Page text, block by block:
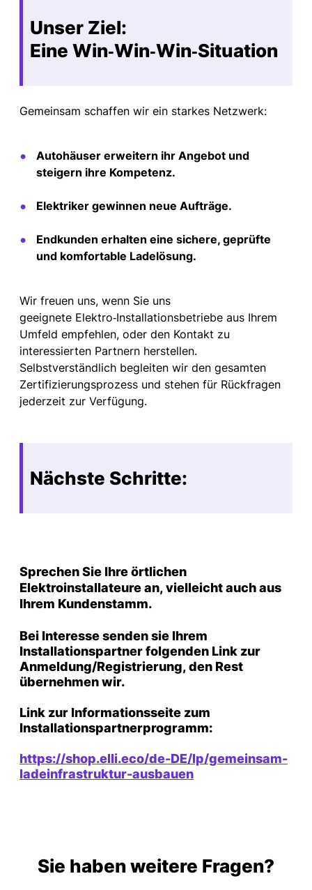
Unser Ziel:
EineWin‑Win‑Win‑Situation
Gemeinsam schaffen wir ein starkes Netzwerk:
Autohäuser erweitern ihr Angebot und
steigern ihre Kompetenz.
Elektriker gewinnen neue Aufträge.
Endkunden erhalten eine sichere, geprüfte
und komfortable Ladelösung.
Wir freuen uns, wenn Sie uns
geeignete Elektro‑Installationsbetriebe aus Ihrem
Umfeld empfehlen, oder den Kontakt zu
interessierten Partnern herstellen.
Selbstverständlich begleiten wir den gesamten
Zertifizierungsprozess und stehen für Rückfragen
jederzeit zur Verfügung.
Nächste Schritte:
Sprechen Sie Ihreörtlichen
Elektroinstallateure an, vielleicht auch aus
Ihrem Kundenstamm.
Bei Interessesendensie Ihrem
Installationspartnerfolgenden Link zur
Anmeldung/Registrierung, den Rest
übernehmen wir.
Link zur Informationsseite zum
Installationspartnerprogramm:
https://shop.elli.eco/de-DE/lp/gemeinsam-
ladeinfrastruktur-ausbauen
Sie haben weitere Fragen?